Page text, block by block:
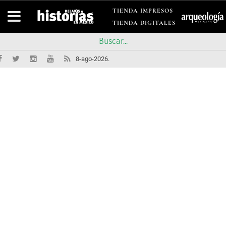
TIENDA IMPRESOS
TIENDA DIGITALES
8-ago-2026.